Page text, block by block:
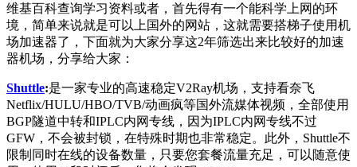
维基百科查询学习资料或者，首先得有一个能科学上网的环
境，简单来说就是可以上国外的网站，这就需要搭梯子使用机
场加速器了，下面就为大家分享这2年筛选出来比较好的加速
器机场，分享给大家：
Shuttle:是一家专业的高速稳定V2Ray机场，支持看奈飞
Netflix/HULU/HBO/TVB/动画疯等国外流媒体视频，全部使用
BGP隧道中转和IPLC内网专线，因为IPLC内网专线不过
GFW，不会被封锁，在特殊时期也非常稳定。此外，Shuttle不
限制同时在线的设备数量，只要您套餐流量充足，可以随意使